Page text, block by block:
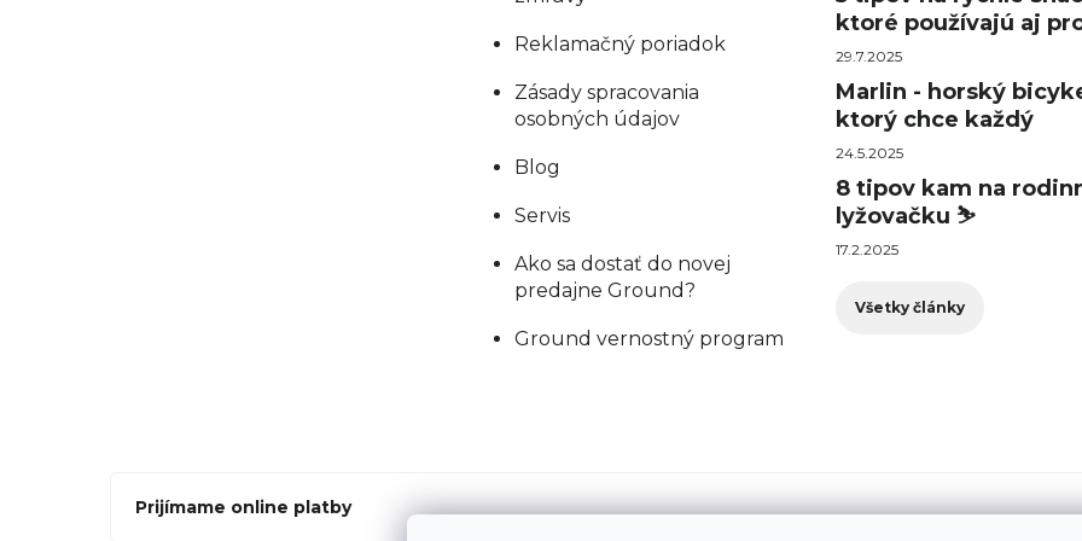
Reklamačný poriadok
Zásady spracovania
osobných údajov
Blog
Servis
Ako sa dostať do novej
predajne Ground?
Ground vernostný program
ktoré používajú aj
29.7.2025
Marlin - horský
ktorý chce každý
24.5.2025
8 tipov kam na
lyžovačku ⛷️
17.2.2025
Všetky články
Prijímame online platby